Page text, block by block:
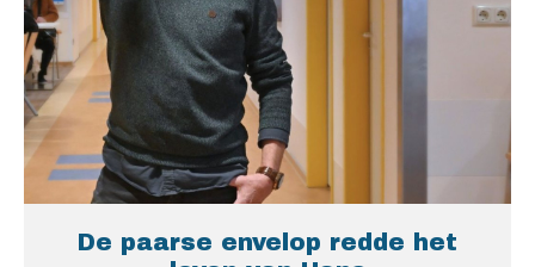
De paarse envelop redde het